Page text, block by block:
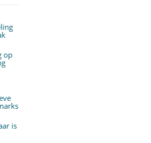
op
is